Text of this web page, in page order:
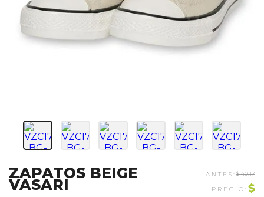
ZAPATOS BEIGE
VASARI
$ 40.17
$